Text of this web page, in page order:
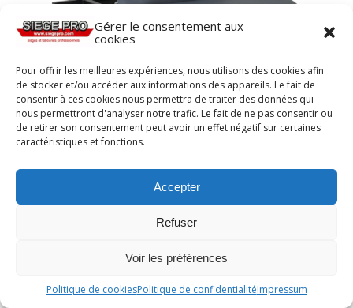
Gérer le consentement aux
cookies
Pour offrir les meilleures expériences, nous utilisons des cookies afin
de stocker et/ou accéder aux informations des appareils. Le fait de
consentir à ces cookies nous permettra de traiter des données qui
nous permettront d'analyser notre trafic. Le fait de ne pas consentir ou
de retirer son consentement peut avoir un effet négatif sur certaines
caractéristiques et fonctions.
Accepter
Refuser
Voir les préférences
Politique de cookiesPolitique de confidentialitéImpressum
Planche ergonomique SKARA de siegepro.com
avec assise et dossier inclinable